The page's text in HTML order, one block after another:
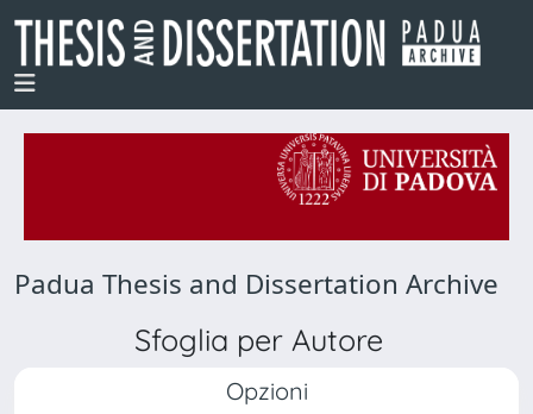
Padua Thesis and Dissertation Archive
Sfoglia per Autore
Opzioni